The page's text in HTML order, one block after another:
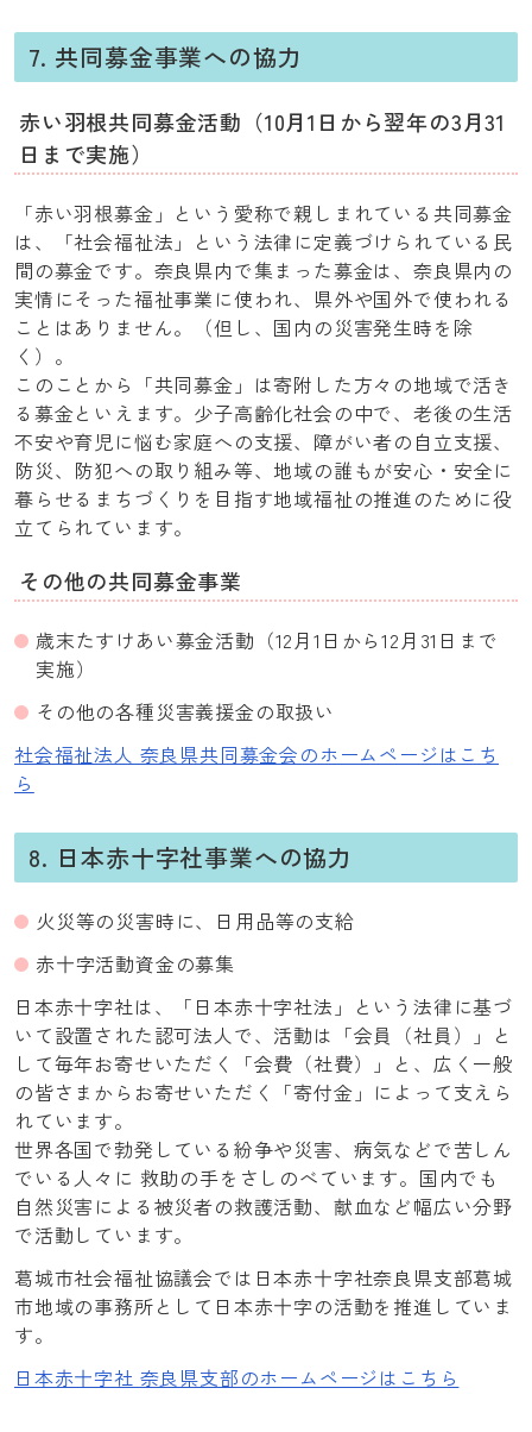
7. 共同募金事業への協力
赤い羽根共同募金活動（10月1日から翌年の3月31
日まで実施）
「赤い羽根募金」という愛称で親しまれている共同募金
は、「社会福祉法」という法律に定義づけられている民
間の募金です。奈良県内で集まった募金は、奈良県内の
実情にそった福祉事業に使われ、県外や国外で使われる
ことはありません。（但し、国内の災害発生時を除
く）。
このことから「共同募金」は寄附した方々の地域で活き
る募金といえます。少子高齢化社会の中で、老後の生活
不安や育児に悩む家庭への支援、障がい者の自立支援、
防災、防犯への取り組み等、地域の誰もが安心・安全に
暮らせるまちづくりを目指す地域福祉の推進のために役
立てられています。
その他の共同募金事業
歳末たすけあい募金活動（12月1日から12月31日まで
実施）
その他の各種災害義援金の取扱い
社会福祉法人 奈良県共同募金会のホームページはこち
ら
8. 日本赤十字社事業への協力
火災等の災害時に、日用品等の支給
赤十字活動資金の募集
日本赤十字社は、「日本赤十字社法」という法律に基づ
いて設置された認可法人で、活動は「会員（社員）」と
して毎年お寄せいただく「会費（社費）」と、広く一般
の皆さまからお寄せいただく「寄付金」によって支えら
れています。
世界各国で勃発している紛争や災害、病気などで苦しん
でいる人々に 救助の手をさしのべています。国内でも
自然災害による被災者の救護活動、献血など幅広い分野
で活動しています。
葛城市社会福祉協議会では日本赤十字社奈良県支部葛城
市地域の事務所として日本赤十字の活動を推進していま
す。
日本赤十字社 奈良県支部のホームページはこちら